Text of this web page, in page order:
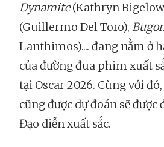
Dynamite(Kathryn
(Guillermo Del Toro),
Lanthimos).... đang nằm ở
của đường đua phim xuất
tại Oscar 2026. Cùng với
cũng được dự đoán sẽ được
Đạo diễn xuất sắc.